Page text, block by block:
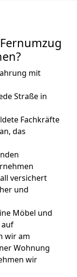
mit
Straße in
Fachkräfte
an, das
versichert
und
Möbel und
auf
wir am
Wohnung
wir